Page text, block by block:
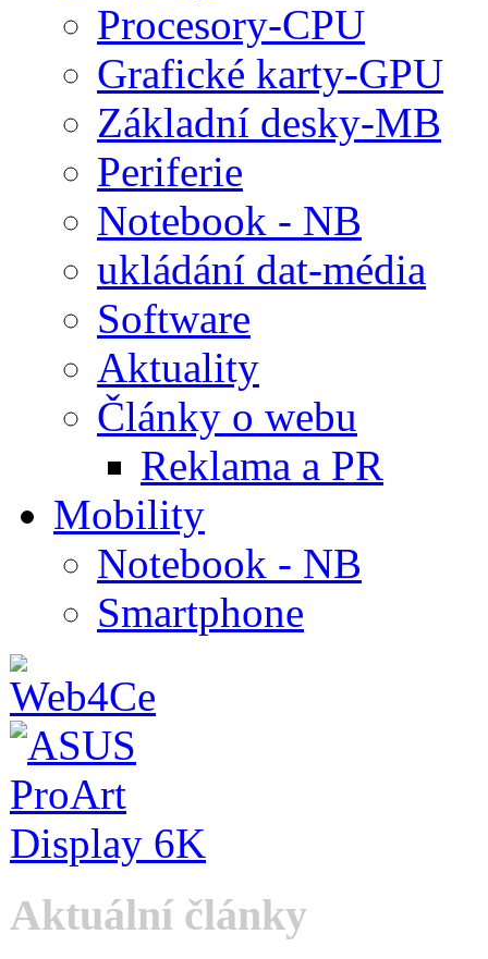
Procesory-CPU
Grafické karty-GPU
Základní desky-MB
Periferie
Notebook - NB
ukládání dat-média
Software
Aktuality
Články o webu
Reklama a PR
Mobility
Notebook - NB
Smartphone
Aktuální články